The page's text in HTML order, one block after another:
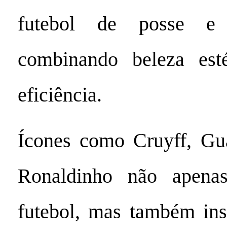
futebol de posse e
combinando beleza
eficiência.
Ícones como Cruyff,
Ronaldinho não
futebol, mas também